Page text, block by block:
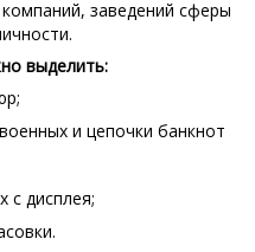
заведений сферы
выделить:
и цепочки банкнот
с дисплея;